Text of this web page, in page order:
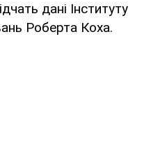
дані Інституту
Роберта Коха.